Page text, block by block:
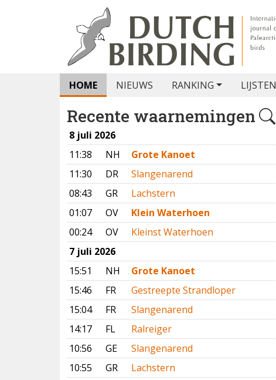
HOME NIEUWS RANKING LIJSTEN
Recente waarnemingen
8 juli 2026
11:38
NH
Grote Kanoet
11:30
DR
Slangenarend
08:43
GR
Lachstern
01:07
OV
Klein Waterhoen
00:24
OV
Kleinst Waterhoen
7 juli 2026
15:51
NH
Grote Kanoet
15:46
FR
Gestreepte Strandloper
15:04
FR
Slangenarend
14:17
FL
Ralreiger
10:56
GE
Slangenarend
10:55
GR
Lachstern